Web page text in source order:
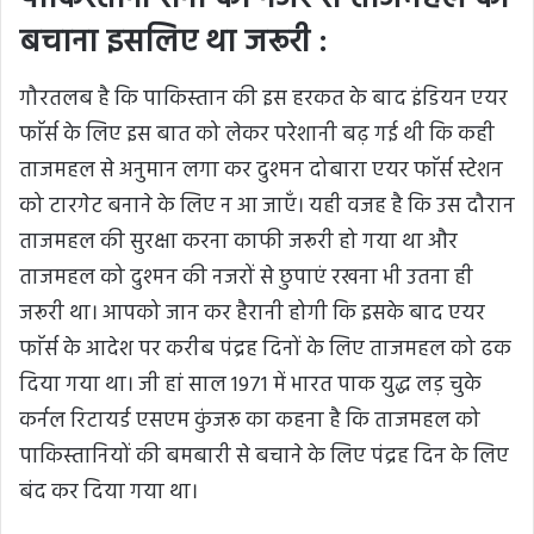
बचाना इसलिए था जरूरी :
गौरतलब है कि पाकिस्तान की इस हरकत के बाद इंडियन एयर
फाॅर्स के लिए इस बात को लेकर परेशानी बढ़ गई थी कि कही
ताजमहल से अनुमान लगा कर दुश्मन दोबारा एयर फाॅर्स स्टेशन
को टारगेट बनाने के लिए न आ जाएँ। यही वजह है कि उस दौरान
ताजमहल की सुरक्षा करना काफी जरूरी हो गया था और
ताजमहल को दुश्मन की नजरों से छुपाएं रखना भी उतना ही
जरूरी था। आपको जान कर हैरानी होगी कि इसके बाद एयर
फाॅर्स के आदेश पर करीब पंद्रह दिनों के लिए ताजमहल को ढक
दिया गया था। जी हां साल 1971 में भारत पाक युद्ध लड़ चुके
कर्नल रिटायर्ड एसएम कुंजरू का कहना है कि ताजमहल को
पाकिस्तानियों की बमबारी से बचाने के लिए पंद्रह दिन के लिए
बंद कर दिया गया था।